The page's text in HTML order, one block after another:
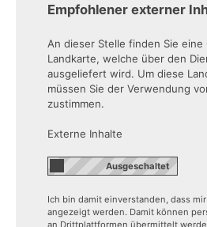
Empfohlener externer
An dieser Stelle finden Sie
Landkarte, welche über den
ausgeliefert wird. Um diese
müssen Sie der Verwendung
zustimmen.
Externe Inhalte
Ich bin damit einverstanden, dass
angezeigt werden. Damit können
an Drittplattformen übermittelt